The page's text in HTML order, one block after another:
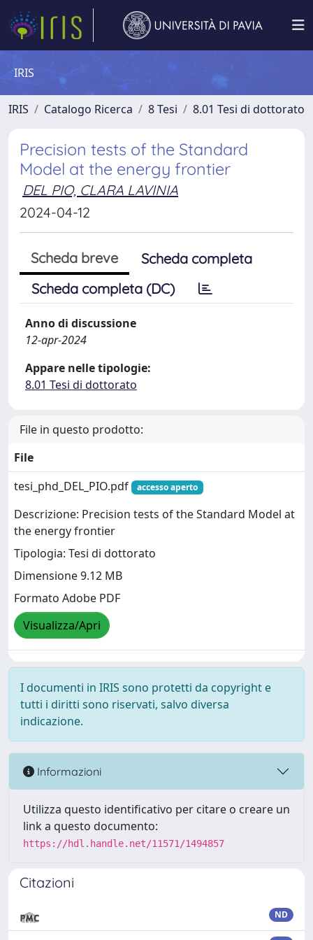
IRIS
IRIS Catalogo Ricerca 8 Tesi 8.01 Tesi di dottorato
Precision tests of the Standard
Model at the energy frontier
DEL PIO, CLARA LAVINIA
2024-04-12
Scheda breve
Scheda completa
Scheda completa (DC)
Anno di discussione
12-apr-2024
Appare nelle tipologie:
8.01 Tesi di dottorato
File in questo prodotto:
File
tesi_phd_DEL_PIO.pdf
accesso aperto
Descrizione: Precision tests of the Standard Model at
the energy frontier
Tipologia: Tesi di dottorato
Dimensione 9.12 MB
Formato Adobe PDF
Visualizza/Apri
I documenti in IRIS sono protetti da copyright e
tutti i diritti sono riservati, salvo diversa
indicazione.
Informazioni
Utilizza questo identificativo per citare o creare un
link a questo documento:
https://hdl.handle.net/11571/1494857
Citazioni
ND